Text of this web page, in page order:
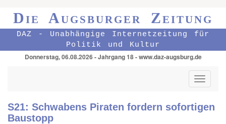
Die Augsburger Zeitung
DAZ - Unabhängige Internetzeitung für
Politik und Kultur
Donnerstag, 06.08.2026 - Jahrgang 18 - www.daz-augsburg.de
Toggle
S21: Schwabens Piraten fordern sofortigen
Baustopp